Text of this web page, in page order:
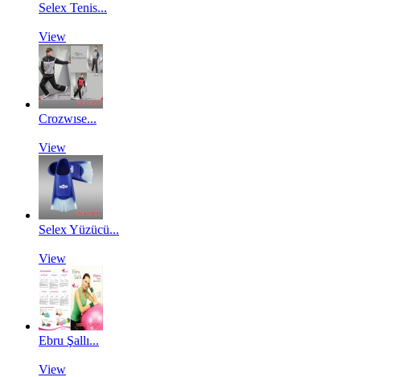
Selex Tenis...
View
Crozwıse...
View
Selex Yüzücü...
View
Ebru Şallı...
View